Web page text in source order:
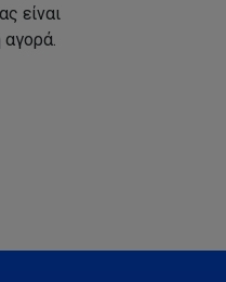
είναι
αγορά.